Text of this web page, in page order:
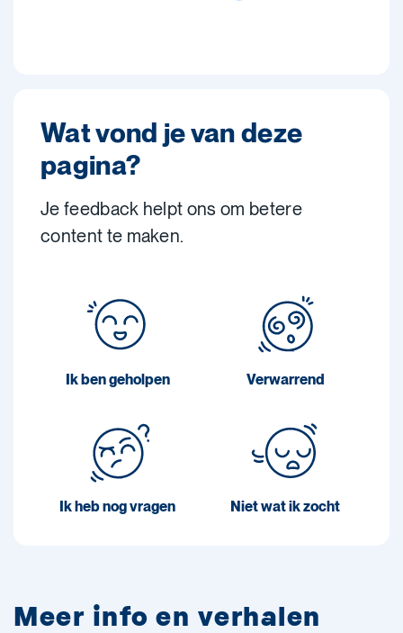
Wat vond je van deze
pagina?
Je feedback helpt ons om betere
content te maken.
Ik ben geholpen Verwarrend
Ik heb nog vragen Niet wat ik zocht
Meer info en verhalen